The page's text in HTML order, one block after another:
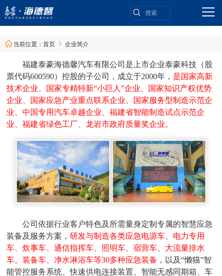
当前位置： 首页  企业简介
福建泰豪海德馨汽车有限公司是上市企业泰豪科技 （股
票代码600590）控股的子公司，成立于2000年， 是国家高新
技术企业、国家专精特新“小巨人”企业、国家知识产权优势
企业、国家应急产业重点联系企业、 国家服务型制造示范企
业、中国专用汽车卓越企业、福建省智能制造试点示范企
业、福建省绿色工厂、龙岩市政府质量奖企业。
公司依据行业客户特色及所需量身定制专属的智慧应急
装备及服务方案，研发与制造各类应急电源车、 电力专用
车、炊事车、通信指挥车、照明车、宿营车、大流量排水
车 、装备车、净水淋浴车等30多种应急装备 ，以及“懒猫”智
能管控服务系统、快速供电连接装置
智能无感同期箱、车